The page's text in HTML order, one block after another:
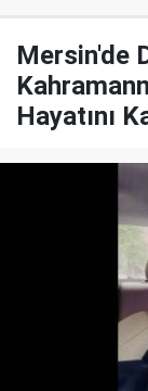
Mersin'de
Hayatını